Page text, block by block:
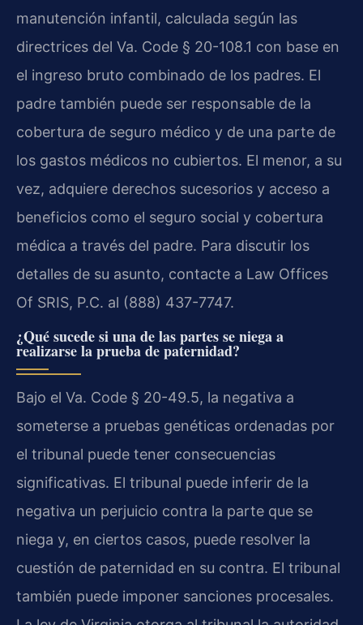
manutención infantil, calculada según las
directrices del Va. Code § 20-108.1 con base en
el ingreso bruto combinado de los padres. El
padre también puede ser responsable de la
cobertura de seguro médico y de una parte de
los gastos médicos no cubiertos. El menor, a su
vez, adquiere derechos sucesorios y acceso a
beneficios como el seguro social y cobertura
médica a través del padre. Para discutir los
detalles de su asunto, contacte a Law Offices
Of SRIS, P.C. al (888) 437-7747.
¿Qué sucede si una de las partes se niega a
realizarse la prueba de paternidad?
Bajo el Va. Code § 20-49.5, la negativa a
someterse a pruebas genéticas ordenadas por
el tribunal puede tener consecuencias
significativas. El tribunal puede inferir de la
negativa un perjuicio contra la parte que se
niega y, en ciertos casos, puede resolver la
cuestión de paternidad en su contra. El tribunal
también puede imponer sanciones procesales.